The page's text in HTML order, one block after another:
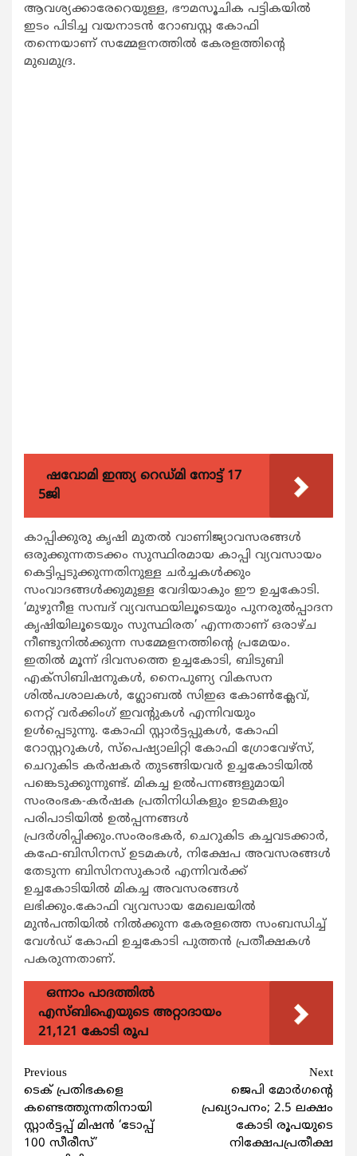
ആവശ്യക്കാരേറെയുള്ള, ഭൗമസൂചിക പട്ടികയില്‍
ഇടം പിടിച്ച വയനാടന്‍ റോബസ്റ്റ കോഫി
തന്നെയാണ് സമ്മേളനത്തില്‍ കേരളത്തിന്‍റെ
മുഖമുദ്ര.
ഷവോമി ഇന്ത്യ റെഡ്മി നോട്ട് 17
5ജി
കാപ്പിക്കുരു കൃഷി മുതല്‍ വാണിജ്യാവസരങ്ങള്‍
ഒരുക്കുന്നതടക്കം സുസ്ഥിരമായ കാപ്പി വ്യവസായം
കെട്ടിപ്പടുക്കുന്നതിനുള്ള ചര്‍ച്ചകള്‍ക്കും
സംവാദങ്ങള്‍ക്കുമുള്ള വേദിയാകും ഈ ഉച്ചകോടി.
‘മുഴുനീള സമ്പദ് വ്യവസ്ഥയിലൂടെയും പുനരുല്‍പ്പാദന
കൃഷിയിലൂടെയും സുസ്ഥിരത’ എന്നതാണ് ഒരാഴ്ച
നീണ്ടുനില്‍ക്കുന്ന സമ്മേളനത്തിന്‍റെ പ്രമേയം.
ഇതില്‍ മൂന്ന് ദിവസത്തെ ഉച്ചകോടി, ബിടുബി
എക്സിബിഷനുകള്‍, നൈപുണ്യ വികസന
ശില്‍പശാലകള്‍, ഗ്ലോബല്‍ സിഇഒ കോണ്‍ക്ലേവ്,
നെറ്റ് വര്‍ക്കിംഗ് ഇവന്‍റുകള്‍ എന്നിവയും
ഉള്‍പ്പെടുന്നു. കോഫി സ്റ്റാര്‍ട്ടപ്പുകള്‍, കോഫി
റോസ്റ്ററുകള്‍, സ്പെഷ്യാലിറ്റി കോഫി ഗ്രോവേഴ്സ്,
ചെറുകിട കര്‍ഷകര്‍ തുടങ്ങിയവര്‍ ഉച്ചകോടിയില്‍
പങ്കെടുക്കുന്നുണ്ട്. മികച്ച ഉല്‍പന്നങ്ങളുമായി
സംരംഭക-കര്‍ഷക പ്രതിനിധികളും ഉടമകളും
പരിപാടിയില്‍ ഉല്‍പ്പന്നങ്ങള്‍
പ്രദര്‍ശിപ്പിക്കും.സംരംഭകര്‍, ചെറുകിട കച്ചവടക്കാര്‍,
കഫേ-ബിസിനസ് ഉടമകള്‍, നിക്ഷേപ അവസരങ്ങള്‍
തേടുന്ന ബിസിനസുകാര്‍ എന്നിവര്‍ക്ക്
ഉച്ചകോടിയില്‍ മികച്ച അവസരങ്ങള്‍
ലഭിക്കും.കോഫി വ്യവസായ മേഖലയില്‍
മുന്‍പന്തിയില്‍ നില്‍ക്കുന്ന കേരളത്തെ സംബന്ധിച്ച്
വേള്‍ഡ് കോഫി ഉച്ചകോടി പുത്തന്‍ പ്രതീക്ഷകള്‍
പകരുന്നതാണ്.
ഒന്നാം പാദത്തിൽ
എസ്ബിഐയുടെ അറ്റാദായം
21,121 കോടി രൂപ
Continue
Reading
Previous
ടെക് പ്രതിഭകളെ
കണ്ടെത്തുന്നതിനായി
സ്റ്റാര്‍ട്ടപ്പ് മിഷന്‍ ‘ടോപ്പ്
100 സീരീസ്’
Next
ജെപി മോര്‍ഗന്‍റെ
പ്രഖ്യാപനം; 2.5 ലക്ഷം
കോടി രൂപയുടെ
നിക്ഷേപപ്രതീക്ഷ